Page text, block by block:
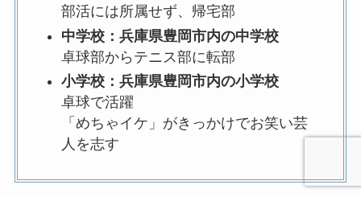
部活には所属せず、帰宅部
中学校：兵庫県豊岡市内の中学校
卓球部からテニス部に転部
小学校：兵庫県豊岡市内の小学校
卓球で活躍
「めちゃイケ」がきっかけでお笑い芸
人を志す